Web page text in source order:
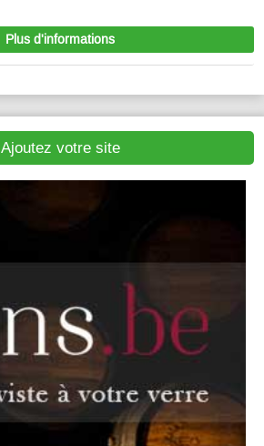
Plus d'informations
Ajoutez votre site